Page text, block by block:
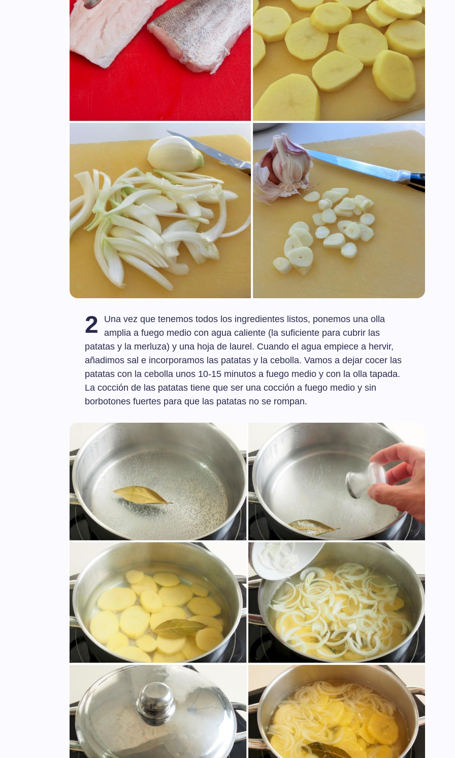
2
Una vez que tenemos todos los ingredientes listos, ponemos una olla
amplia a fuego medio con agua caliente (la suficiente para cubrir las
patatas y la merluza) y una hoja de laurel. Cuando el agua empiece a hervir,
añadimos sal e incorporamos las patatas y la cebolla. Vamos a dejar cocer las
patatas con la cebolla unos 10-15 minutos a fuego medio y con la olla tapada.
La cocción de las patatas tiene que ser una cocción a fuego medio y sin
borbotones fuertes para que las patatas no se rompan.